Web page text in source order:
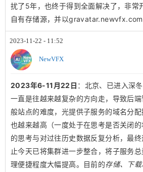
扰了5年，也终于得到全面解决了，非
自有存储源，并以gravatar.newvfx.com
2023-11-22 - 11:52
NewVFX
2023年6-11月22日 ：北京、已进入深
一直是往越来越复杂的方向走，导致后
般站点的难度，光提供子服务的域名分
也越来越高（一度处于在思考是否关闭
的思考与对过往历史数据反复分析，最
止今天已将集群进一步整合，将子服务
理便捷程度大幅提高。目前的存储、下